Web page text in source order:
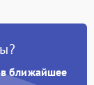
в ближайшее